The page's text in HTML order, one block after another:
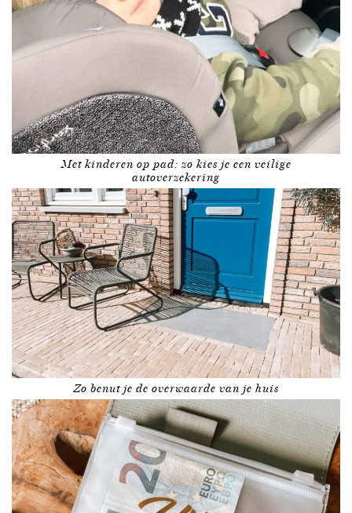
Met kinderen op pad: zo kies je een veilige
autoverzekering
Zo benut je de overwaarde van je huis